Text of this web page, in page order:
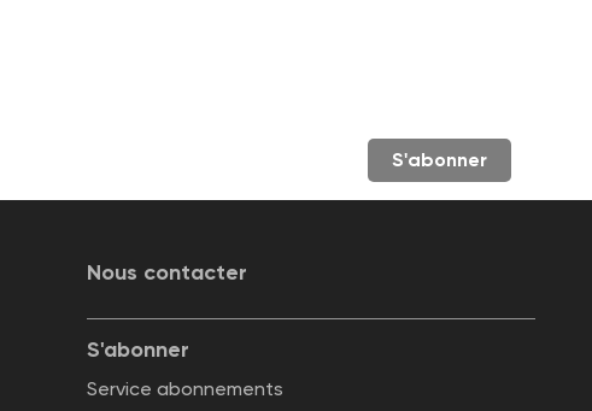
S'abonner
Nous contacter
S'abonner
Service abonnements